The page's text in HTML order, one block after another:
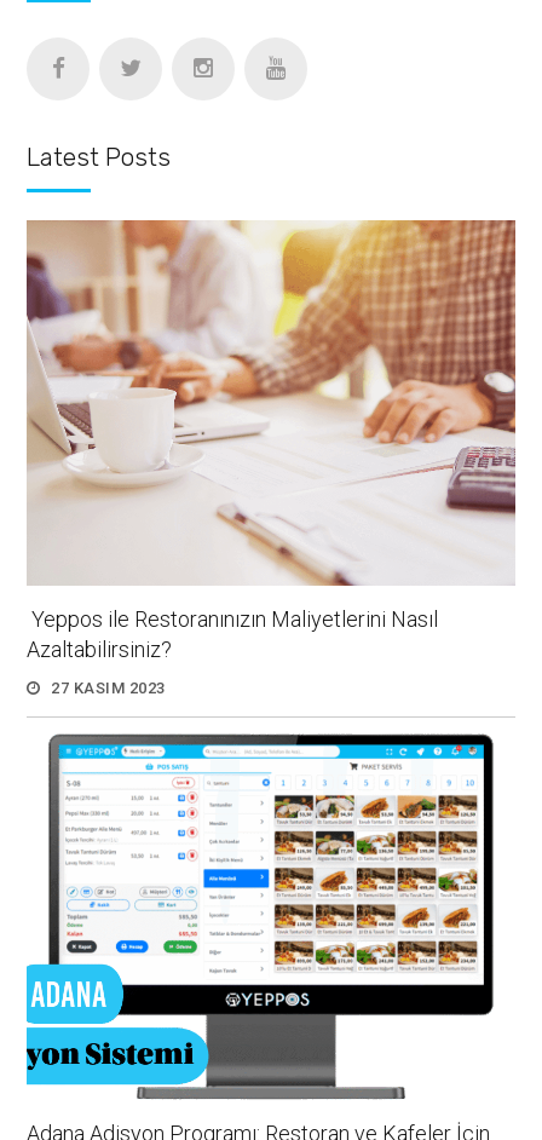
Latest Posts
Yeppos ile Restoranınızın Maliyetlerini Nasıl
Azaltabilirsiniz?
27 KASIM 2023
Adana Adisyon Programı: Restoran ve Kafeler İçin